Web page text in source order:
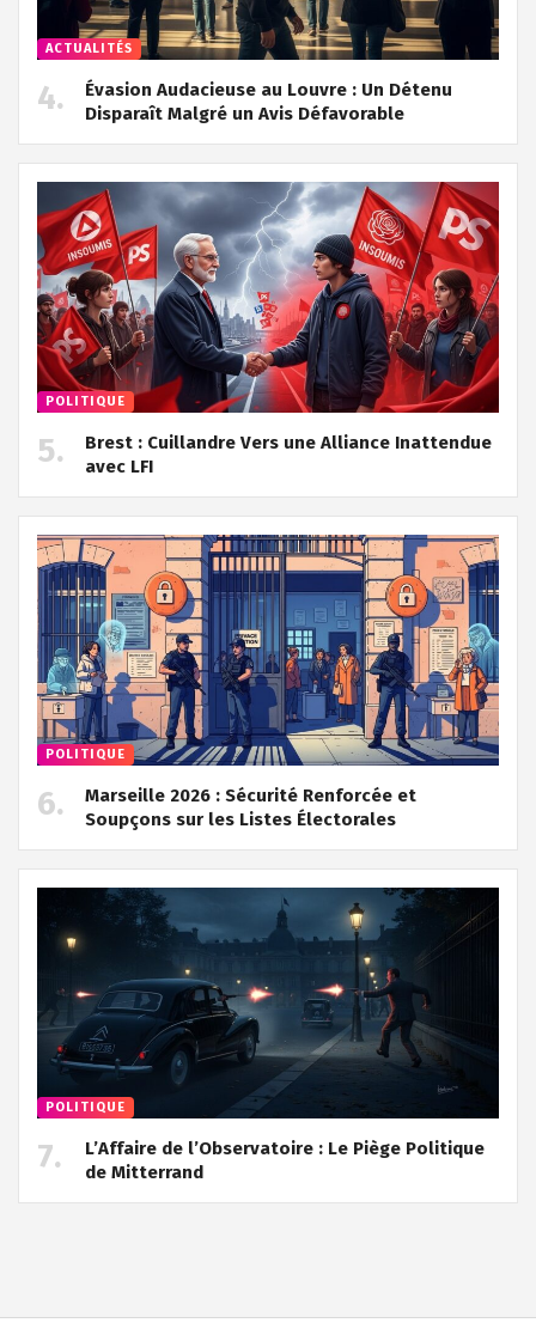
ACTUALITÉS
Évasion Audacieuse au Louvre : Un Détenu
Disparaît Malgré un Avis Défavorable
POLITIQUE
Brest : Cuillandre Vers une Alliance Inattendue
avec LFI
POLITIQUE
Marseille 2026 : Sécurité Renforcée et
Soupçons sur les Listes Électorales
POLITIQUE
L’Affaire de l’Observatoire : Le Piège Politique
de Mitterrand